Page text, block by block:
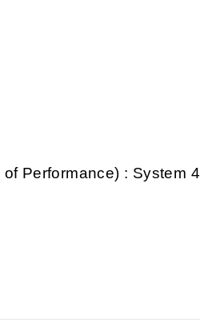
Performance) : System 4